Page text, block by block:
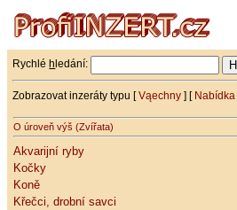
Rychlé h ledání:
Zobrazovat inzeráty typu [Vąechny ] [ Nabídka
O úroveň výš (Zvířata)
Akvarijní ryby
Kočky
Koně
Křečci, drobní savci